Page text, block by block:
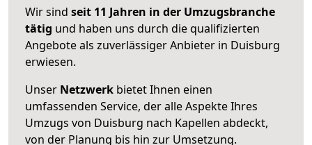
Wir sind seit 11 Jahren in der Umzugsbranche
tätig und haben uns durch die qualifizierten
Angebote als zuverlässiger Anbieter in Duisburg
erwiesen.
Unser Netzwerk bietet Ihnen einen
umfassenden Service, der alle Aspekte Ihres
Umzugs von Duisburg nach Kapellen abdeckt,
von der Planung bis hin zur Umsetzung.